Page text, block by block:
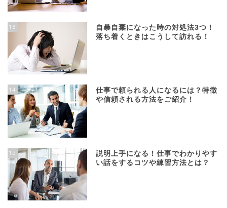
13
自暴自棄になった時の対処法3つ！
落ち着くときはこうして訪れる！
14
仕事で頼られる人になるには？特徴
や信頼される方法をご紹介！
15
説明上手になる！仕事でわかりやす
い話をするコツや練習方法とは？